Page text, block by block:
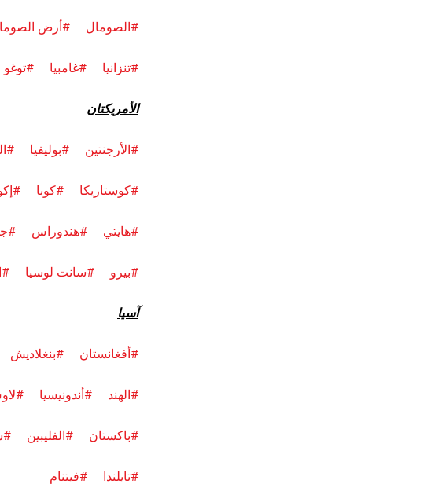
#الصومال #أرض
#تنزانيا #غامبيا #توغو
الأمريكتان
#الأرجنتين #بوليفيا
#كوستاريكا #كوبا
#هايتي #هندوراس
#بيرو #سانت لوسيا
آسيا
#أفغانستان #بنغلاديش
#الهند #أندونيسيا
#باكستان #الفليبين
#تايلندا #فيتنام